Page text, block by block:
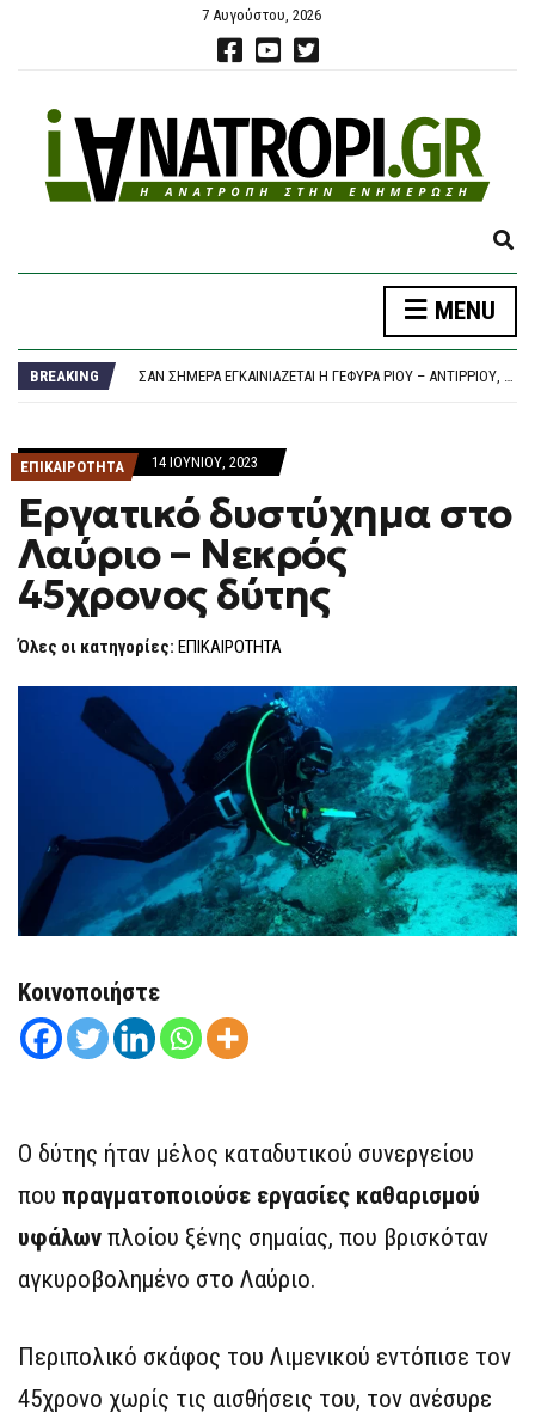
7 Αυγούστου, 2026
E
P
N
MENU
BREAKING
ΤΡΑΓΩΔΊΑ ΣΤΟ ΑΊΓΙΟ: ΟΔΗΓΌΣ ΛΕΩΦΟΡΕΊΟΥ ΥΠΈΣΤΗ ΑΝΑΚΟΠΉ, ΈΧΑΣΕ ΤΟΝ ΈΛΕΓΧΟ ΚΑΙ ΈΠΕΣΕ ΠΆΝΩ ΣΕ ΙΧ
ΣΑΝ ΣΉΜΕΡΑ ΕΓΚΑΙΝΙΆΖΕΤΑΙ Η ΓΈΦΥΡΑ ΡΊΟΥ – ΑΝΤΊΡΡΙΟΥ, Η ΜΕΓΑΛΎΤΕΡΗ ΚΑΛΩΔΙΩΤΉ ΓΈΦΥΡΑ ΤΟΥ ΚΌΣΜΟΥ
ΕΠΙΚΑΙΡΟΤΗΤΑ 14 ΙΟΥΝΊΟΥ, 2023
Εργατικό δυστύχημα στο
Λαύριο – Νεκρός
45χρονος δύτης
Όλες οι κατηγορίες: ΕΠΙΚΑΙΡΟΤΗΤΑ
Κοινοποιήστε
Ο δύτης ήταν μέλος καταδυτικού συνεργείου
που πραγματοποιούσε εργασίες καθαρισμού
υφάλων πλοίου ξένης σημαίας, που βρισκόταν
αγκυροβολημένο στο Λαύριο.
Περιπολικό σκάφος του Λιμενικού εντόπισε τον
45χρονο χωρίς τις αισθήσεις του, τον ανέσυρε